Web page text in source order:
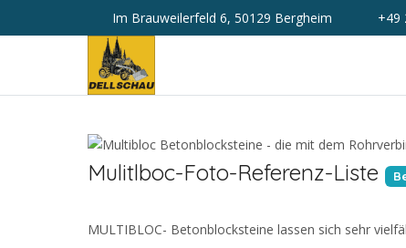
Im Brauweilerfeld 6, 50129 Bergheim +49
Mulitlboc-Foto-Referenz-Liste
MULTIBLOC- Betonblocksteine lassen sich sehr